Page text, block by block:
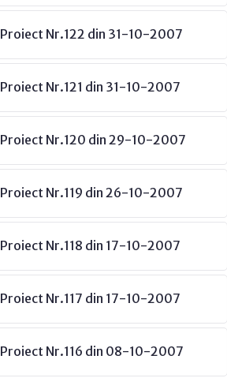
Proiect Nr.122 din 31-10-2007
Proiect Nr.121 din 31-10-2007
Proiect Nr.120 din 29-10-2007
Proiect Nr.119 din 26-10-2007
Proiect Nr.118 din 17-10-2007
Proiect Nr.117 din 17-10-2007
Proiect Nr.116 din 08-10-2007